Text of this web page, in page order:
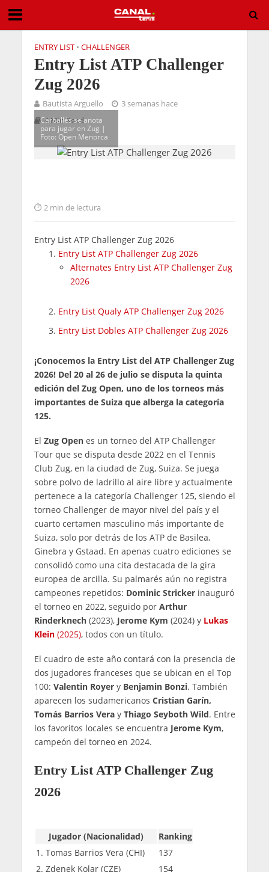
ENTRY LIST • CHALLENGER
Entry List ATP Challenger
Zug 2026
Bautista Arguello
3 semanas hace
4 Min Read
Carballés se anota
para jugar en Zug |
Foto: Open Menorca
2 min de lectura
Entry List ATP Challenger Zug 2026
Entry List ATP Challenger Zug 2026
Alternates Entry List ATP Challenger Zug
2026
Entry List Qualy ATP Challenger Zug 2026
Entry List Dobles ATP Challenger Zug 2026
¡Conocemos la Entry List del ATP Challenger Zug
2026! Del 20 al 26 de julio se disputa la quinta
edición del Zug Open, uno de los torneos más
importantes de Suiza que alberga la categoría
125.
El Zug Openes un torneo del ATP Challenger
Tour que se disputa desde 2022 en el Tennis
Club Zug, en la ciudad de Zug, Suiza. Se juega
sobre polvo de ladrillo al aire libre y actualmente
pertenece a la categoría Challenger 125, siendo el
torneo Challenger de mayor nivel del país y el
cuarto certamen masculino más importante de
Suiza, solo por detrás de los ATP de Basilea,
Ginebra y Gstaad. En apenas cuatro ediciones se
consolidó como una cita destacada de la gira
europea de arcilla. Su palmarés aún no registra
campeones repetidos: Dominic Strickerinauguró
el torneo en 2022, seguido por Arthur
Rinderknech(2023),Jerome Kym (2024) y Lukas
Klein(2025), todos con un título.
El cuadro de este año contará con la presencia de
dos jugadores franceses que se ubican en el Top
100: Valentin Royery Benjamin Bonzi. También
aparecen los sudamericanos Cristian Garín,
Tomás Barrios Vera yThiago Seyboth Wild. Entre
los favoritos locales se encuentra Jerome Kym,
campeón del torneo en 2024.
Entry List ATP Challenger Zug
2026
Jugador (Nacionalidad)
Ranking
1. Tomas Barrios Vera (CHI)
137
2. Zdenek Kolar (CZE)
154